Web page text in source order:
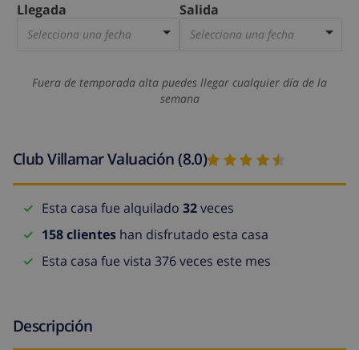
Llegada
Selecciona una fecha
Salida
Selecciona una fecha
Fuera de temporada alta puedes llegar cualquier día de la
semana
Club Villamar Valuación (8.0)
Esta casa fue alquilado 32veces
158 clientes han disfrutado esta casa
Esta casa fue vista 376 veces este mes
Descripción